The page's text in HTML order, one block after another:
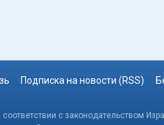
Подписка на новости (RSS)
с законодательством